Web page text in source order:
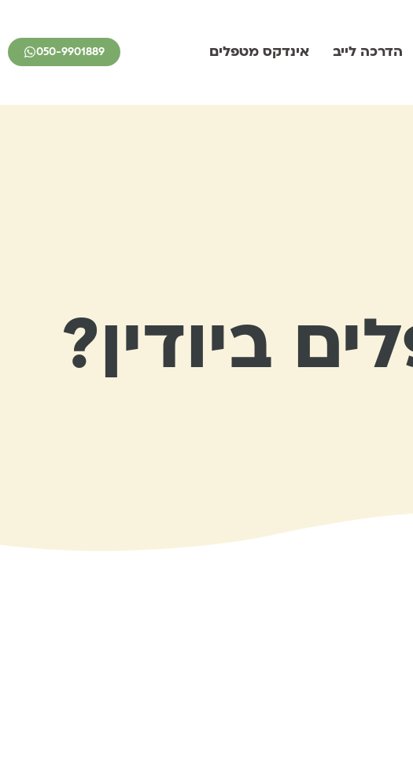
הדרכה לייב אינדקס מטפלים 050-9901889
ביודין?